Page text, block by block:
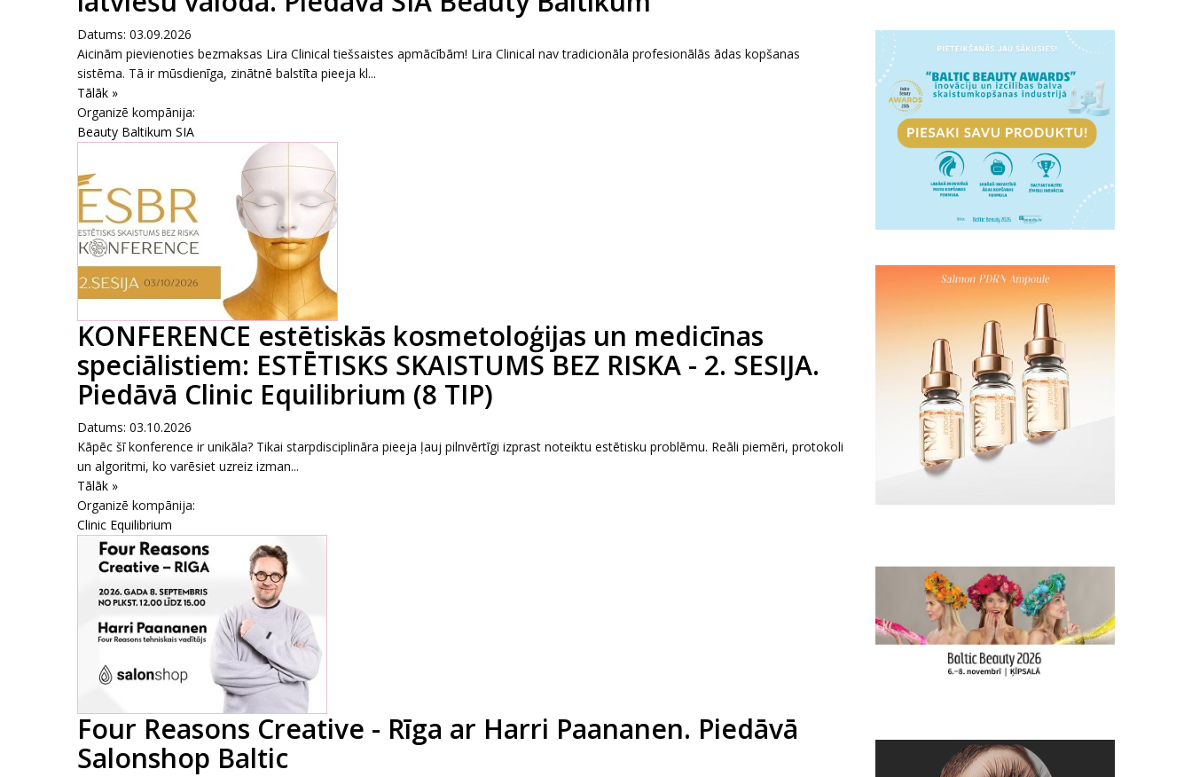
Datums: 03.09.2026
Aicinām pievienoties bezmaksas Lira Clinical tiešsaistes apmācībām! Lira Clinical nav tradicionāla profesionālās ādas kopšanas
sistēma. Tā ir mūsdienīga, zinātnē balstīta pieeja kl...
Tālāk »
Organizē kompānija:
Beauty Baltikum SIA
KONFERENCE estētiskās kosmetoloģijas un medicīnas
speciālistiem: ESTĒTISKS SKAISTUMS BEZ RISKA - 2. SESIJA.
Piedāvā Clinic Equilibrium (8 TIP)
Datums: 03.10.2026
Kāpēc šī konference ir unikāla? Tikai starpdisciplināra pieeja ļauj pilnvērtīgi izprast noteiktu estētisku problēmu. Reāli piemēri, protokoli
un algoritmi, ko varēsiet uzreiz izman...
Tālāk »
Organizē kompānija:
Clinic Equilibrium
Four Reasons Creative - Rīga ar Harri Paananen. Piedāvā
Salonshop Baltic